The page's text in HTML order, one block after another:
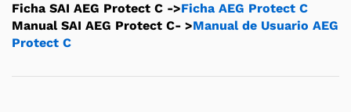
Ficha SAI AEG Protect C ->Ficha AEG Protect C
Manual SAI AEG Protect C- >Manual de Usuario AEG
Protect C